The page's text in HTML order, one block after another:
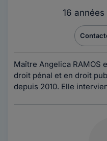
16
Maître Angelica RAMOS
droit pénal et en droit
depuis 2010. Elle